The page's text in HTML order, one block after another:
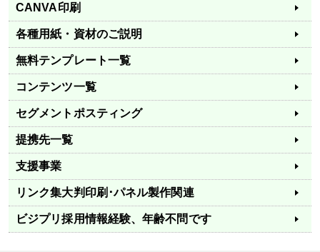
CANVA印刷
各種用紙・資材のご説明
無料テンプレート一覧
コンテンツ一覧
セグメントポスティング
提携先一覧
支援事業
リンク集大判印刷･パネル製作関連
ビジプリ採用情報経験、年齢不問です